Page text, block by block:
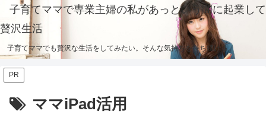
子育てママで専業主婦の私があっという間に起業して
贅沢生活
子育てママでも贅沢な生活をしてみたい。そんな気持ちを持ち続ける。
PR
ママiPad活用